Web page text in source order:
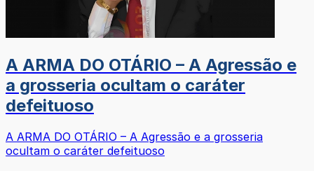
A ARMA DO OTÁRIO – A Agressão e
a grosseria ocultam o caráter
defeituoso
A ARMA DO OTÁRIO – A Agressão e a grosseria
ocultam o caráter defeituoso